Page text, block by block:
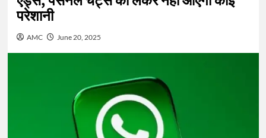
परेशानी
AMC June 20, 2025